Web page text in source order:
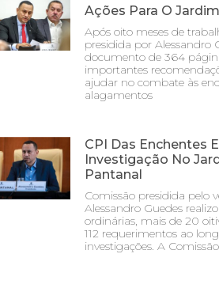
Ações Para O
Após oito meses de
presidida por Alessandro
documento de 364
importantes
ajudar no combate às
alagamentos
CPI Das Enchentes
Investigação No
Pantanal
Comissão presidida pelo
Alessandro Guedes
ordinárias, mais de 20
112 requerimentos ao
investigações. A